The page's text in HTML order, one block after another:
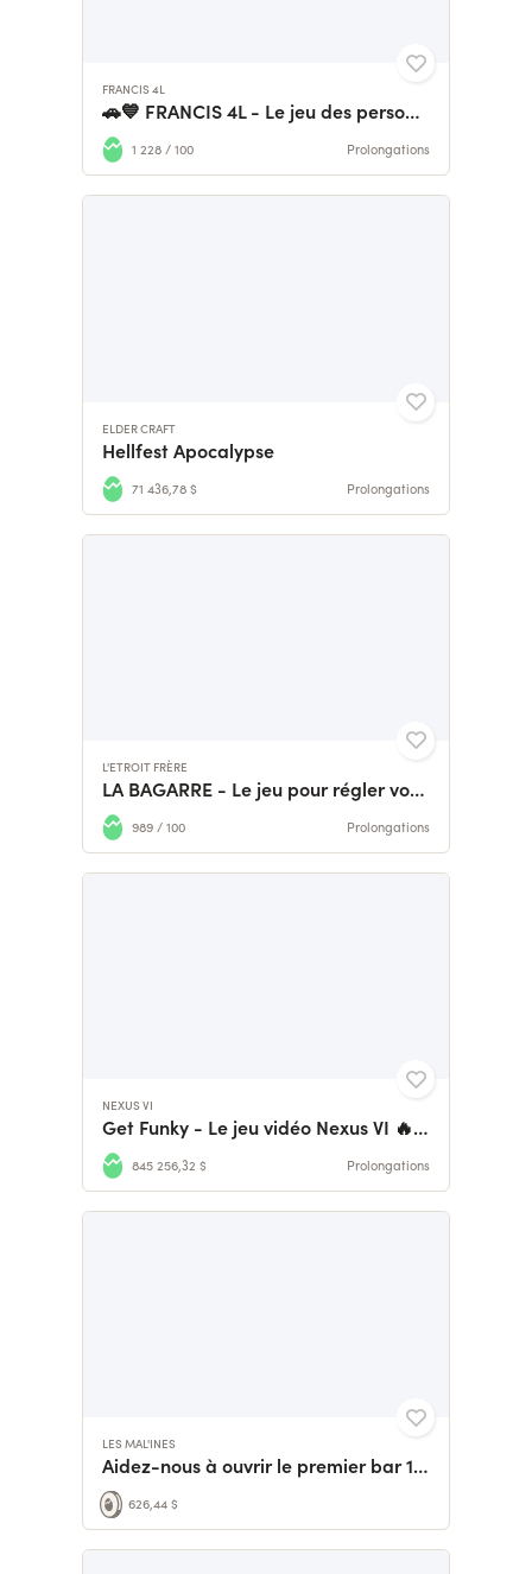
FRANCIS 4L
🚗💙 FRANCIS 4L - Le jeu des personnalités détournées
1 228 / 100 Prolongations
ELDER CRAFT
Hellfest Apocalypse
71 436,78 $ Prolongations
L'ETROIT FRÈRE
LA BAGARRE - Le jeu pour régler vos comptes en 10 minutes!
989 / 100 Prolongations
NEXUS VI
Get Funky - Le jeu vidéo Nexus VI 🔥 Objectif : 750 000 € 🔥
845 256,32 $ Prolongations
LES MAL'INES
Aidez-nous à ouvrir le premier bar 100% fléchettes
626,44 $